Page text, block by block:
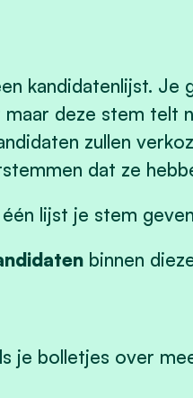
kandidatenlijst. Je
deze stem telt
zullen
dat ze
lijst je stem
binnen
je bolletjes over